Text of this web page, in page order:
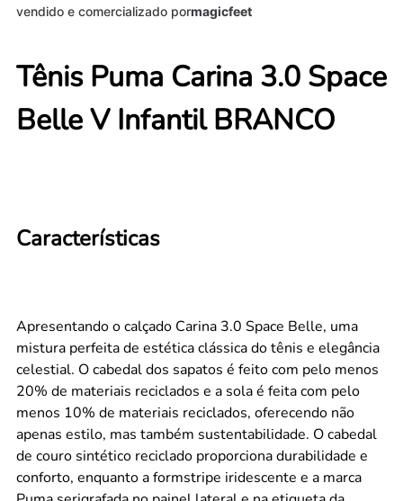
vendido e comercializado pormagicfeet
Tênis Puma Carina 3.0 Space
Belle V Infantil BRANCO
Características
Apresentando o calçado Carina 3.0 Space Belle, uma
mistura perfeita de estética clássica do tênis e elegância
celestial. O cabedal dos sapatos é feito com pelo menos
20% de materiais reciclados e a sola é feita com pelo
menos 10% de materiais reciclados, oferecendo não
apenas estilo, mas também sustentabilidade. O cabedal
de couro sintético reciclado proporciona durabilidade e
conforto, enquanto a formstripe iridescente e a marca